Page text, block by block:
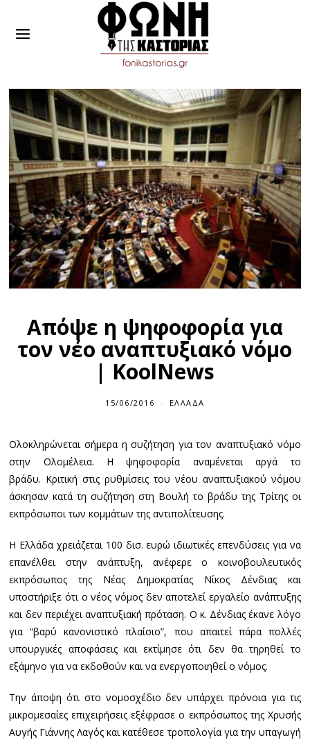
Απόψε η ψηφοφορία για
τον νέο αναπτυξιακό νόμο
| KoolNews
15/06/2016
6
2
0
1
6
ΕΛΛΆΔΑ
Ολοκληρώνεται σήμερα η συζήτηση για τον αναπτυξιακό νόμο
στην Ολομέλεια. Η ψηφοφορία αναμένεται αργά το
βράδυ. Κριτική στις ρυθμίσεις του νέου αναπτυξιακού νόμου
άσκησαν κατά τη συζήτηση στη Βουλή το βράδυ της Τρίτης οι
εκπρόσωποι των κομμάτων της αντιπολίτευσης.
Η Ελλάδα χρειάζεται 100 δισ. ευρώ ιδιωτικές επενδύσεις για να
επανέλθει στην ανάπτυξη, ανέφερε ο κοινοβουλευτικός
εκπρόσωπος της Νέας Δημοκρατίας Νίκος Δένδιας και
υποστήριξε ότι ο νέος νόμος δεν αποτελεί εργαλείο ανάπτυξης
και δεν περιέχει αναπτυξιακή πρόταση. Ο κ. Δένδιας έκανε λόγο
για “βαρύ κανονιστικό πλαίσιο”, που απαιτεί πάρα πολλές
υπουργικές αποφάσεις και εκτίμησε ότι δεν θα τηρηθεί το
εξάμηνο για να εκδοθούν και να ενεργοποιηθεί ο νόμος.
Την άποψη ότι στο νομοσχέδιο δεν υπάρχει πρόνοια για τις
μικρομεσαίες επιχειρήσεις εξέφρασε ο εκπρόσωπος της Χρυσής
Αυγής Γιάννης Λαγός και κατέθεσε τροπολογία για την υπαγωγή